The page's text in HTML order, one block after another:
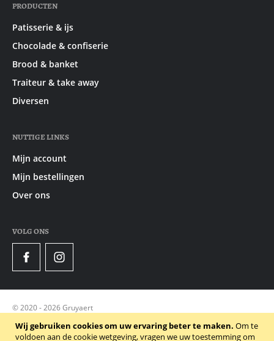
Wij gebruiken cookies om uw ervaring beter te maken. Om te
voldoen aan de cookie wetgeving, vragen we uw toestemming om
PRODUCTEN
Patisserie & ijs
Chocolade & confiserie
Brood & banket
Traiteur & take away
Diversen
NUTTIGE LINKS
Mijn account
Mijn bestellingen
Over ons
VOLG ONS
FacebookInstagram
© 2020 - 2026 Gruyaert
Privacy Policy